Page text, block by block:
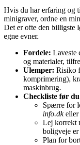
Hvis du har erfaring og
minigraver, ordne en
Det er ofte den billigste
egne evner.
Fordele: Laveste
og materialer,
Ulemper: Risiko
komprimering),
maskinbrug.
Checkliste før
Spærre for
info.dkeller
Lej korrekt
boligveje er
Plan for